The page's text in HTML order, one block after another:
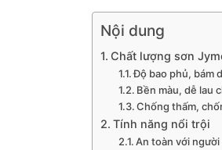
Nội dung
Chất lượng sơn
Độ bao phủ, bám
Bền màu, dễ lau
Chống thấm,
Tính năng nổi trội
An toàn với